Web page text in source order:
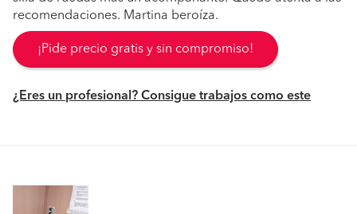
recomendaciones. Martina beroíza.
¡Pide precio gratis y sin compromiso!
¿Eres un profesional? Consigue trabajos como este